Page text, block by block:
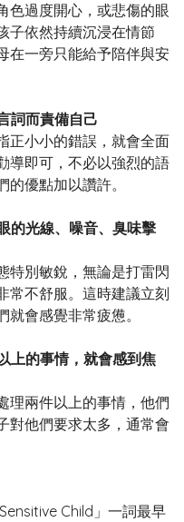
過度開心，或悲傷的眼
子依然持續沉浸在情節
在一旁只能給予陪伴與安
而責備自己
小小的錯誤，就會全面
導即可，不必以強烈的語
優點加以讚許。
光線、噪音、臭味擊
別敏銳，無論是打雷閃
常不舒服。這時建議立刻
會感覺非常疲憊。
的事情，就會感到焦
兩件以上的事情，他們
對他們要求太多，通常會
Child」一詞最早